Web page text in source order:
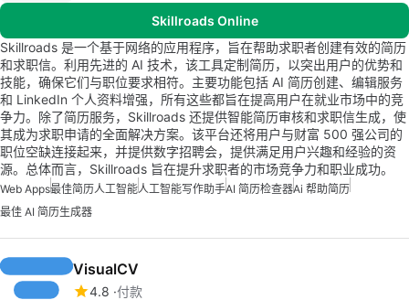
Skillroads Online
Skillroads 是一个基于网络的应用程序，旨在帮助求职者创建有效的简历
和求职信。利用先进的 AI 技术，该工具定制简历，以突出用户的优势和
技能，确保它们与职位要求相符。主要功能包括 AI 简历创建、编辑服务
和 LinkedIn 个人资料增强，所有这些都旨在提高用户在就业市场中的竞
争力。除了简历服务，Skillroads 还提供智能简历审核和求职信生成，使
其成为求职申请的全面解决方案。该平台还将用户与财富 500 强公司的
职位空缺连接起来，并提供数字招聘会，提供满足用户兴趣和经验的资
源。总体而言，Skillroads 旨在提升求职者的市场竞争力和职业成功。
Web Apps最佳简历人工智能人工智能写作助手AI 简历检查器Ai 帮助简历
最佳 AI 简历生成器
VisualCV
4.8 付款